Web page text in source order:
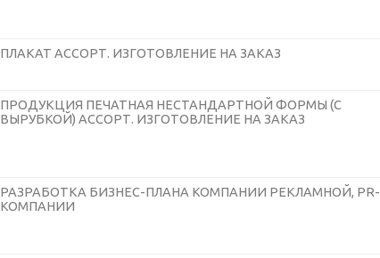
ПЛАКАТ АССОРТ. ИЗГОТОВЛЕНИЕ НА ЗАКАЗ
ПРОДУКЦИЯ ПЕЧАТНАЯ НЕСТАНДАРТНОЙ ФОРМЫ (С
ВЫРУБКОЙ) АССОРТ. ИЗГОТОВЛЕНИЕ НА ЗАКАЗ
РАЗРАБОТКА БИЗНЕС-ПЛАНА КОМПАНИИ РЕКЛАМНОЙ, PR-
КОМПАНИИ